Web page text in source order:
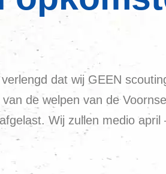
dat wij GEEN
de welpen van de
Wij zullen medio